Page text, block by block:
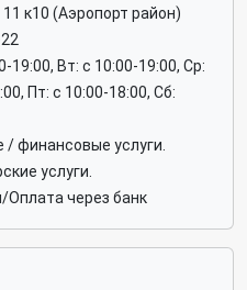
к10 (Аэропорт район)
19:00, Вт: c 10:00-19:00, Ср:
Пт: c 10:00-18:00, Сб:
/ финансовые услуги.
услуги.
через банк